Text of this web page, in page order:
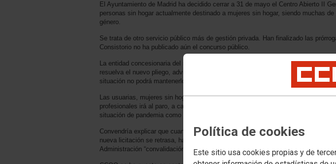
Política de cookies
Este sitio usa cookies propias y de
El Ayuntamiento de Madrid ha decidido cerrar a 31 de mayo el Centro Abierto II
personas sin hogar actualmente destinado a mujeres sin hogar, siendo muchas
género.
Se trata de otro servicio público más de gestión privada. Han finalizado las
Consistorio no ha publicado aún el concurso público.
La entidad concesionaria del servicio, Accem, ha anunciado un ERTE para la
resuelva el nuevo pliego, advirtiendo a la representación legal de las y los
situación no podrá mantenerlo y adoptaría medidas más drásticas.
Las usuarias, mujeres sin hogar, muchas víctimas de violencia de género,
profesionales irá al paro, a cargo de la prestación por desempleo a la que pudieran
situación de pandemia como la que estamos atravesando.
Convendría explicar que cuando por diferente casuística un ayuntamiento no
nueva licitación se retrasa, hay herramientas excepcionales para evitar su cierre,
Administración “convalidación de gastos”.